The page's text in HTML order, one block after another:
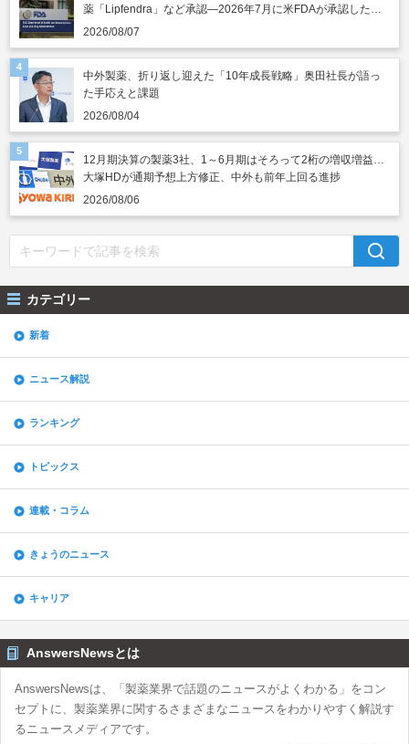
薬「Lipfendra」など承認―2026年7月に米FDAが承認した新
薬
2026/08/07
中外製薬、折り返し迎えた「10年成長戦略」奥田社長が語っ
た手応えと課題
2026/08/04
12月期決算の製薬3社、1～6月期はそろって2桁の増収増益…
大塚HDが通期予想上方修正、中外も前年上回る進捗
2026/08/06
カテゴリー
新着
ニュース解説
ランキング
トピックス
連載・コラム
きょうのニュース
キャリア
AnswersNewsとは
AnswersNewsは、「製薬業界で話題のニュースがよくわかる」をコン
セプトに、製薬業界に関するさまざまなニュースをわかりやすく解説す
るニュースメディアです。